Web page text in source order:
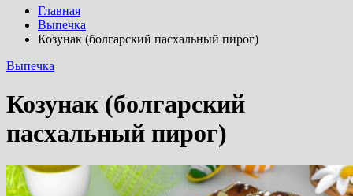
Главная
Выпечка
Козунак (болгарский пасхальный пирог)
Выпечка
Козунак (болгарский
пасхальный пирог)